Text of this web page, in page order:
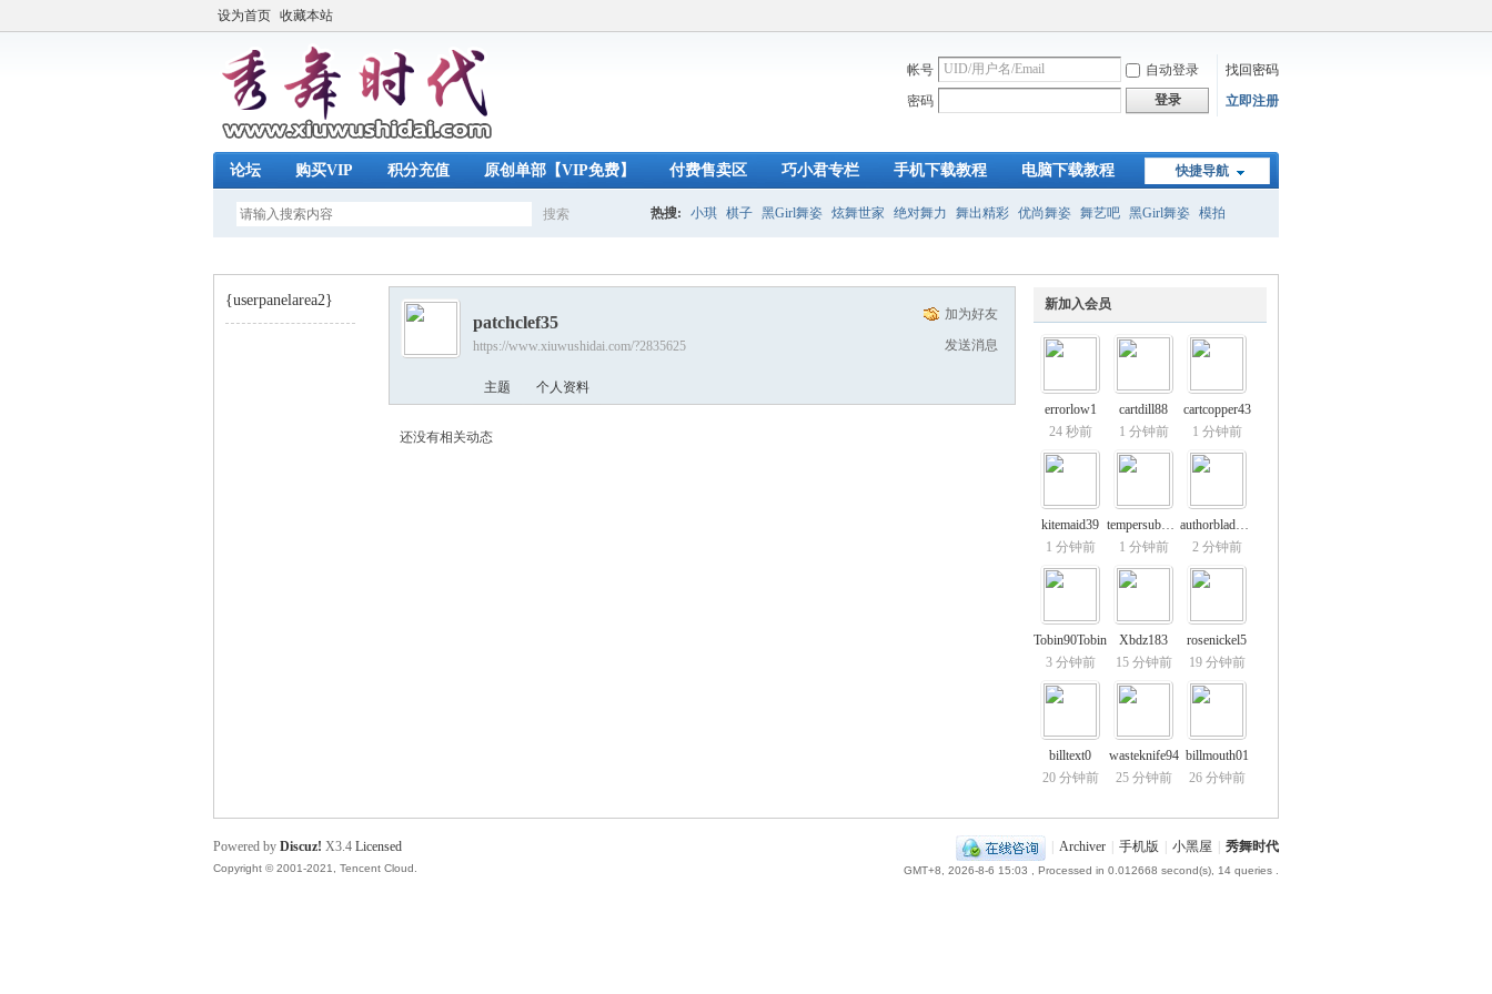
设为首页 收藏本站
帐号 自动登录
找回密码
密码
登录 立即注册
快捷导航
论坛 购买VIP 积分充值 原创单部【VIP免费】 付费售卖区 巧小君专栏 手机下载教程 电脑下载教程
搜索
索
热搜: 小琪 棋子 黑Girl舞姿 炫舞世家 绝对舞力 舞出精彩 优尚舞姿 舞艺吧 黑Girl舞姿 模拍
{userpanelarea2} 新加入会员
errorlow1
24 秒前
cartdill88
1 分钟前
cartcopper43
1 分钟前
kitemaid39
1 分钟前
tempersubway5
1 分钟前
authorblade28
2 分钟前
Tobin90Tobin
3 分钟前
Xbdz183
15 分钟前
rosenickel5
19 分钟前
billtext0
20 分钟前
wasteknife94
25 分钟前
billmouth01
26 分钟前
加为好友
发送消息
patchclef35
https://www.xiuwushidai.com/?2835625
主题 个人资料
还没有相关动态
Archiver 手机版 小黑屋 秀舞时代
GMT+8, 2026-8-6 15:03 , Processed in 0.012668 second(s), 14 queries .
Powered by Discuz! X3.4 Licensed
Copyright © 2001-2021, Tencent Cloud.